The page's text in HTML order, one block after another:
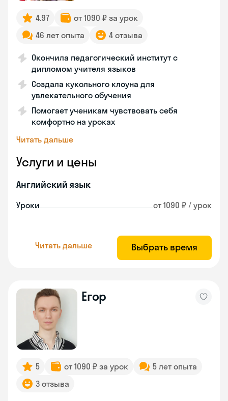
4.97
от 1090 ₽ за урок
46 лет опыта
4 отзыва
Окончила педагогический институт с
дипломом учителя языков
Создала кукольного клоуна для
увлекательного обучения
Помогает ученикам чувствовать себя
комфортно на уроках
Читать дальше
Услуги и цены
Английский язык
Уроки от 1090 ₽ / урок
Читать дальше Выбрать время
Егор
5 от 1090 ₽ за урок
5 лет опыта
3 отзыва